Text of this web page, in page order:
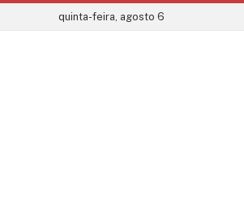
quinta-feira, agosto 6